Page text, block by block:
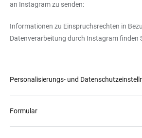
an Instagram zu senden:
Informationen zu Einspruchsrechten in
Datenverarbeitung durch Instagram finden
Personalisierungs- und
Formular